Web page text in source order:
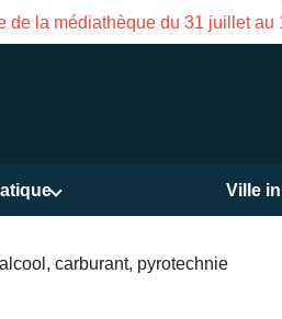
estivale de la Maison des
Ville
carburant, pyrotechnie